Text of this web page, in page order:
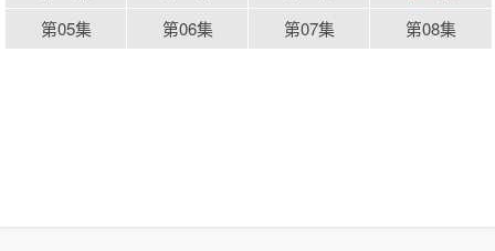
第05集
第06集 第07集 第08集